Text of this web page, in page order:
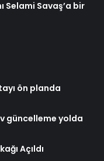
Selami Savaş’a bir
ön planda
güncelleme yolda
Açıldı